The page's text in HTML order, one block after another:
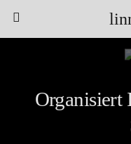
Organisiert